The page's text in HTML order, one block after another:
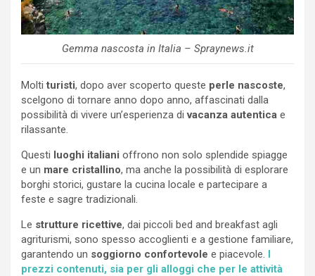
Gemma nascosta in Italia – Spraynews.it
Moltituristi, dopo aver scoperto queste perle nascoste,
scelgono di tornare anno dopo anno, affascinati dalla
possibilità di vivere un’esperienza divacanza autentica e
rilassante.
Questi luoghi italiani offrono non solo splendide spiagge
e un mare cristallino, ma anche la possibilità di esplorare
borghi storici, gustare la cucina locale e partecipare a
feste e sagre tradizionali.
Le strutture ricettive, dai piccoli bed and breakfast agli
agriturismi, sono spesso accoglienti e a gestione familiare,
garantendo un soggiorno confortevole e piacevole. I
prezzi contenuti, sia per gli alloggi che per le attività